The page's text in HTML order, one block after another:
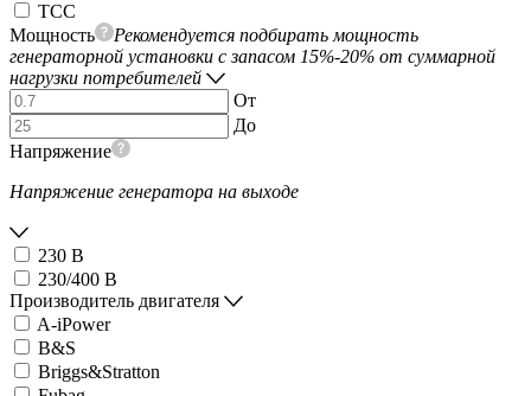
ТСС
Мощность
Рекомендуется подбирать мощность
генераторной установки с запасом 15%-20% от суммарной
нагрузки потребителей
От
До
Напряжение
Напряжение генератора на выходе
230 В
230/400 В
Производитель двигателя
A-iPower
B&S
Briggs&Stratton